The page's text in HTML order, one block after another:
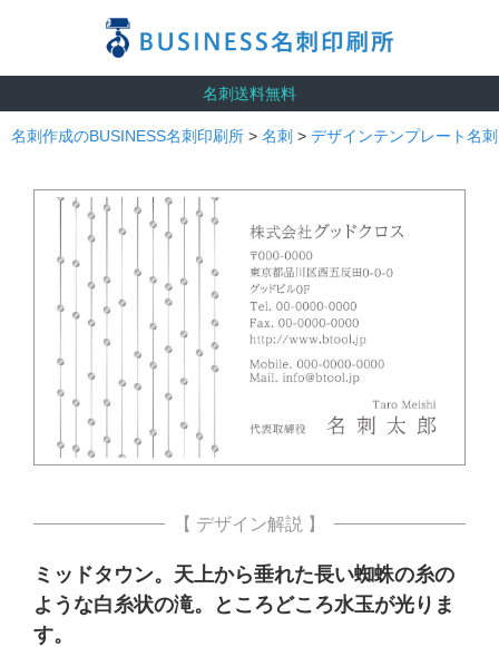
名刺送料無料
名刺作成のBUSINESS名刺印刷所 > 名刺 > デザインテンプレート名刺
【 デザイン解説 】
ミッドタウン。天上から垂れた長い蜘蛛の糸の
ような白糸状の滝。ところどころ水玉が光りま
す。